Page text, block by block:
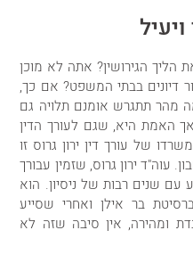
הגירושין? אתה לא מוכן
דיונים בבתי המשפט? אם כך,
תתגרש אומנם תלויה גם
האמת היא, שגם לעורך הדין
של עורך דין ירון גרוס זו
עוה"ד ירון גרוס, שזמין עבורך
עם שנים רבות של ניסיון. הוא
בר אילן ואחרי שסייע
ומהירה, אין סיבה שזה לא